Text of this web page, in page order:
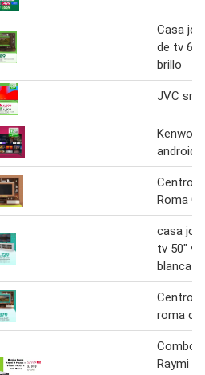
Casa
de tv
brillo
JVC
android
Centro
Roma
casa
tv 50"
blanca
Centro
roma
Combo
Raymi 2